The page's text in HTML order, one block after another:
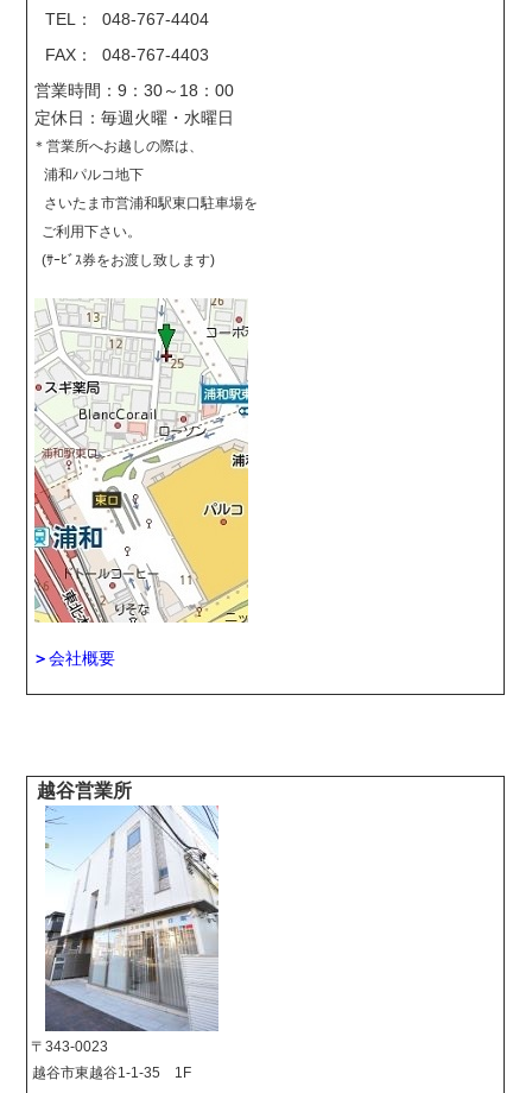
TEL： 048-767-4404
FAX： 048-767-4403
営業時間：9：30～18：00
定休日：毎週火曜・水曜日
＊営業所へお越しの際は、
浦和パルコ地下
さいたま市営浦和駅東口駐車場を
ご利用下さい。
(ｻｰﾋﾞｽ券をお渡し致します)
＞会社概要
越谷営業所
〒343-0023
越谷市東越谷1-1-35 1F